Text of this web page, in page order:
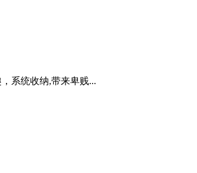
系统收纳,带来卑贱...